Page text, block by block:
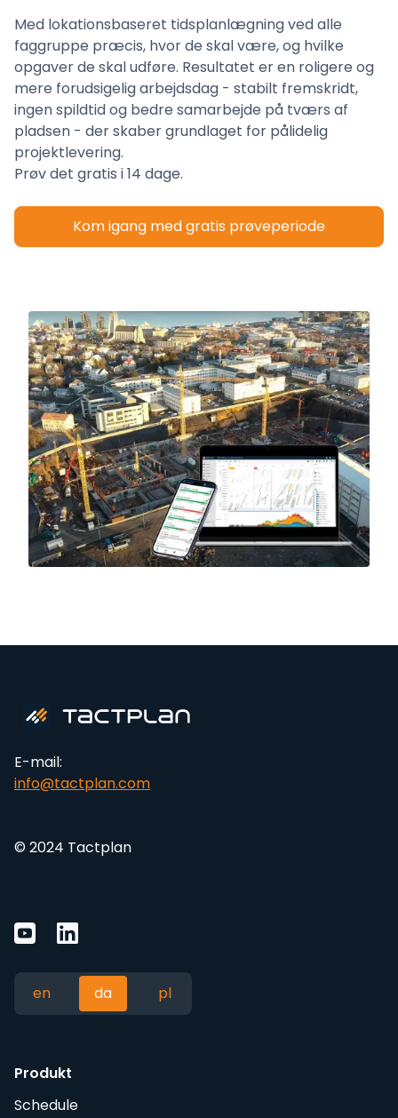
Med lokationsbaseret tidsplanlægning ved alle
faggruppe præcis, hvor de skal være, og hvilke
opgaver de skal udføre. Resultatet er en roligere og
mere forudsigelig arbejdsdag - stabilt fremskridt,
ingen spildtid og bedre samarbejde på tværs af
pladsen - der skaber grundlaget for pålidelig
projektlevering.
Prøv det gratis i 14 dage.
Kom igang med gratis prøveperiode
E-mail:
info@tactplan.com
© 2024 Tactplan
en da pl
Produkt
Schedule